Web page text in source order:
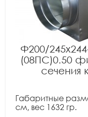
Ф200/
(08ПС)0.50
сечения
Габаритные
см, вес 1632 гр.